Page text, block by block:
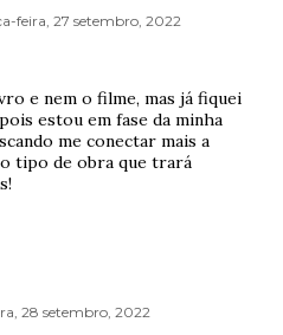
feira, 27 setembro, 2022
e nem o filme, mas já fiquei
estou em fase da minha
me conectar mais a
tipo de obra que trará
28 setembro, 2022